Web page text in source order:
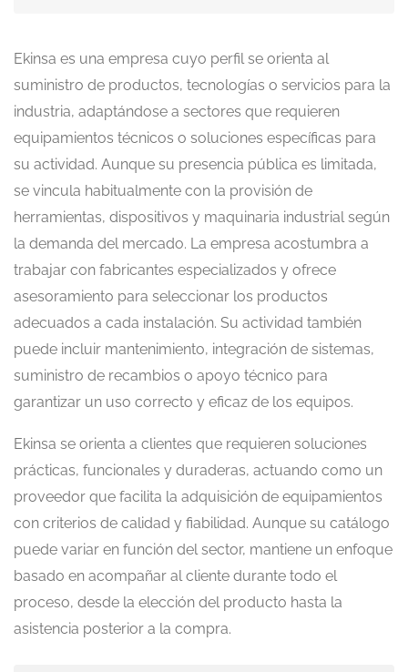
Ekinsa es una empresa cuyo perfil se orienta al
suministro de productos, tecnologías o servicios para la
industria, adaptándose a sectores que requieren
equipamientos técnicos o soluciones específicas para
su actividad. Aunque su presencia pública es limitada,
se vincula habitualmente con la provisión de
herramientas, dispositivos y maquinaria industrial según
la demanda del mercado. La empresa acostumbra a
trabajar con fabricantes especializados y ofrece
asesoramiento para seleccionar los productos
adecuados a cada instalación. Su actividad también
puede incluir mantenimiento, integración de sistemas,
suministro de recambios o apoyo técnico para
garantizar un uso correcto y eficaz de los equipos.
Ekinsa se orienta a clientes que requieren soluciones
prácticas, funcionales y duraderas, actuando como un
proveedor que facilita la adquisición de equipamientos
con criterios de calidad y fiabilidad. Aunque su catálogo
puede variar en función del sector, mantiene un enfoque
basado en acompañar al cliente durante todo el
proceso, desde la elección del producto hasta la
asistencia posterior a la compra.